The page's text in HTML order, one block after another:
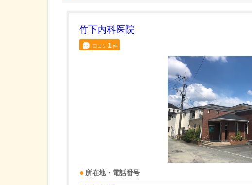
竹下内科医院
口コミ 1件
所在地・電話番号